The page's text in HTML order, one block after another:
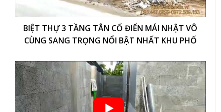
BIỆT THỰ 3 TẦNG TÂN CỔ ĐIỂN MÁI NHẬT VÔ
CÙNG SANG TRỌNG NỔI BẬT NHẤT KHU PHỐ